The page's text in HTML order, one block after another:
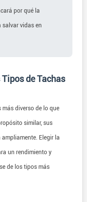
por qué la
salvar vidas en
de Tachas
más diverso de lo que
similar, sus
Elegir la
un rendimiento y
de los tipos más